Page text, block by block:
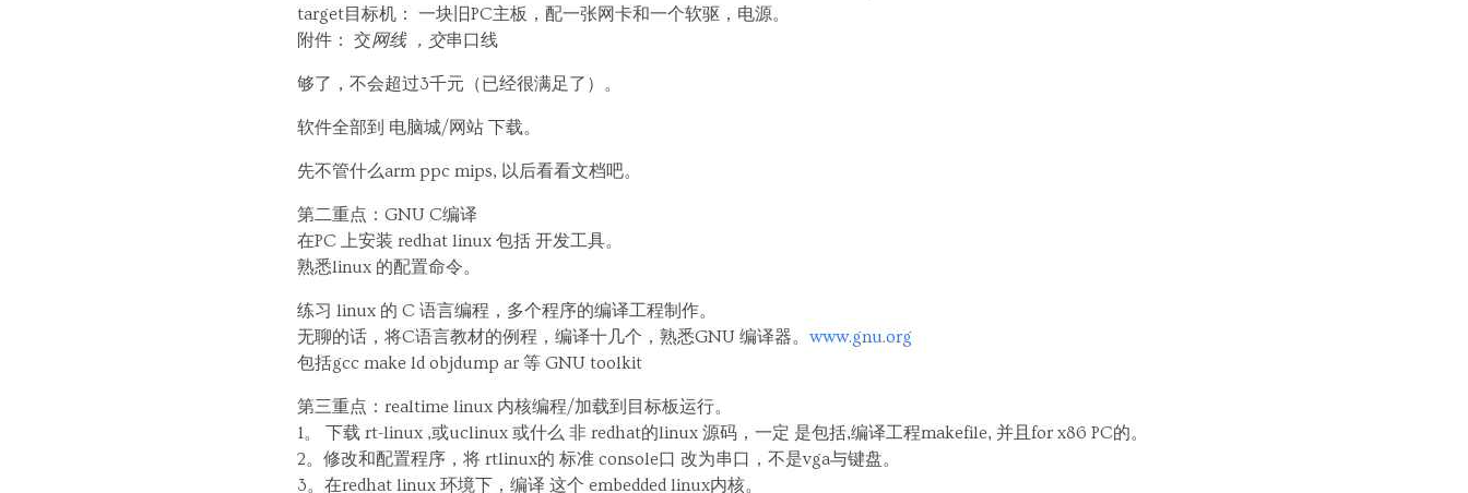
target目标机： 一块旧PC主板，配一张网卡和一个软驱，电源。
附件： 交网线 ，交串口线
够了，不会超过3千元（已经很满足了）。
软件全部到 电脑城/网站 下载。
先不管什么arm ppc mips, 以后看看文档吧。
第二重点：GNU C编译
在PC 上安装 redhat linux 包括 开发工具。
熟悉linux 的配置命令。
练习 linux 的 C 语言编程，多个程序的编译工程制作。
无聊的话，将C语言教材的例程，编译十几个，熟悉GNU 编译器。 www.gnu.org
包括gcc make ld objdump ar 等 GNU toolkit
第三重点：realtime linux 内核编程/加载到目标板运行。
1。 下载 rt-linux ,或uclinux 或什么 非 redhat的linux 源码，一定 是包括,编译工程makefile, 并且for x86 PC的。
2。修改和配置程序，将 rtlinux的 标准 console口 改为串口，不是vga与键盘。
3。在redhat linux 环境下，编译 这个 embedded linux内核。